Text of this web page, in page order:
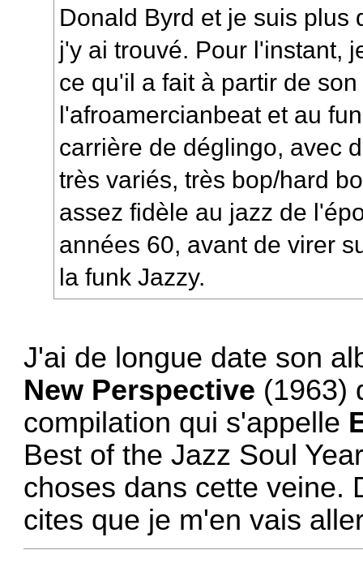
Donald Byrd et je suis plus
j'y ai trouvé. Pour l'instant,
ce qu'il a fait à partir de
l'afroamercianbeat et au
carrière de déglingo, avec
très variés, très bop/hard
assez fidèle au jazz de
années 60, avant de virer
la funk Jazzy.
J'ai de longue date son
New Perspective (1963)
compilation qui s'appelle
Best of the Jazz Soul
choses dans cette veine.
cites que je m'en vais